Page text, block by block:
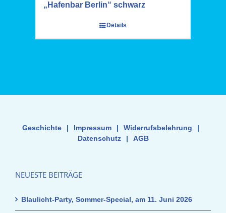
„Hafenbar Berlin“ schwarz
Details
Geschichte | Impressum | Widerrufsbelehrung
|
Datenschutz
| AGB
NEUESTE BEITRÄGE
Blaulicht-Party, Sommer-Special, am 11. Juni 2026